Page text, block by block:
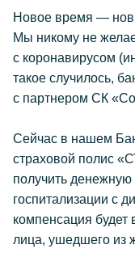
Новое время —
Мы никому не
с коронавирусом
такое случилось,
с партнером СК
Сейчас в нашем
страховой полис
получить
госпитализации с
компенсация будет
лица, ушедшего из